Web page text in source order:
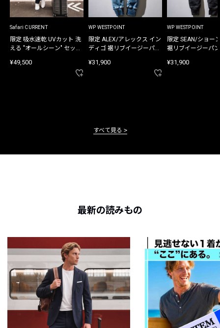
Safari CURRENT
限定 吸水速乾 UVカット 洗
える "オールシーン" セット
¥49,500
WP WESTPOINT
限定 ALEX/アレックス イン
ディゴ 裾リブイージーパン
¥31,900
WP WESTPOINT
限定 SEAN/ショー
裾リブイージーパ
¥31,900
すべて見る
最新の読みもの